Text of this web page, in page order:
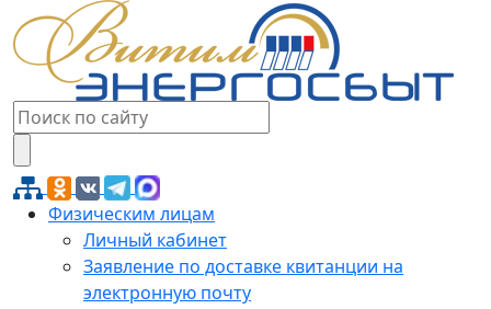
Физическим лицам
Личный кабинет
Заявление по доставке квитанции на
электронную почту